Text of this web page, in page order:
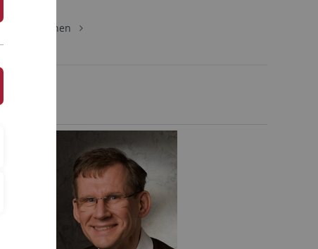
Personen